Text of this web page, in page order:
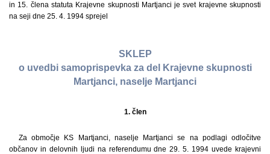
in 15. člena statuta Krajevne skupnosti Martjanci je svet krajevne skupnosti
na seji dne 25. 4. 1994 sprejel
SKLEP
o uvedbi samoprispevka za del Krajevne skupnosti
Martjanci, naselje Martjanci
1. člen
Za območje KS Martjanci, naselje Martjanci se na podlagi odločitve
občanov in delovnih ljudi na referendumu dne 29. 5. 1994 uvede krajevni